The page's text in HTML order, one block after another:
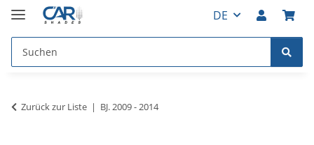
DE
Zurück zur Liste BJ. 2009 - 2014